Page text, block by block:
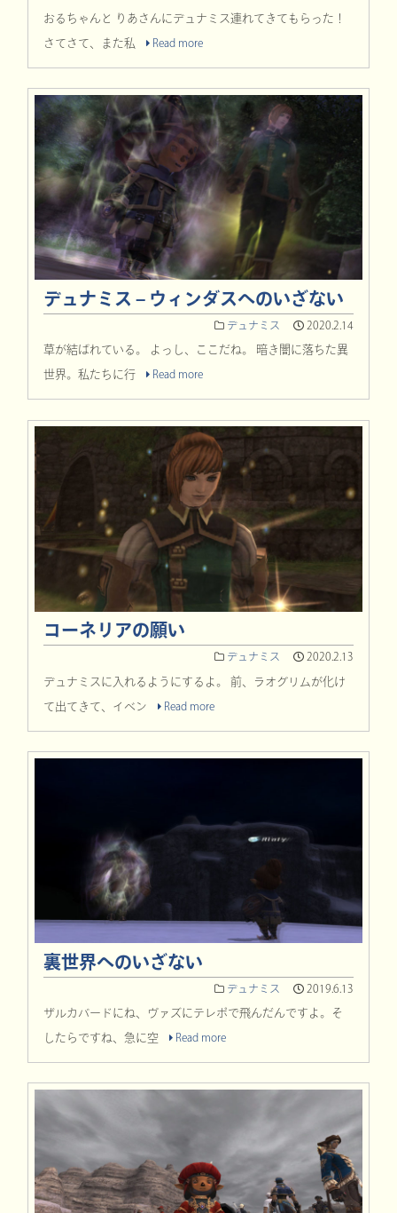
おるちゃんと りあさんにデュナミス連れてきてもらった！
さてさて、また私 Read more
デュナミス – ウィンダスへのいざない
デュナミス 2020.2.14
草が結ばれている。 よっし、ここだね。 暗き闇に落ちた異
世界。私たちに行 Read more
コーネリアの願い
デュナミス 2020.2.13
デュナミスに入れるようにするよ。 前、ラオグリムが化け
て出てきて、イベン Read more
裏世界へのいざない
デュナミス 2019.6.13
ザルカバードにね、ヴァズにテレポで飛んだんですよ。そ
したらですね、急に空 Read more